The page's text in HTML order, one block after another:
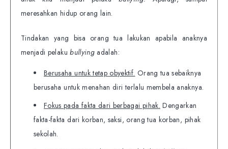
meresahkan hidup orang lain.
Tindakan yang bisa orang tua lakukan apabila anaknya
menjadi pelakubullying adalah:
Berusaha untuk tetap obyektif. Orang tua sebaiknya
berusaha untuk menahan diri terlalu membela anaknya.
Fokus pada fakta dari berbagai pihak. Dengarkan
fakta-fakta dari korban, saksi, orang tua korban, pihak
sekolah.